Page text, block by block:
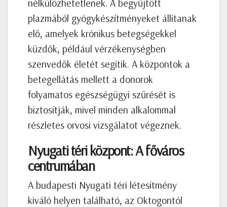
nélkülözhetetlenek. A begyűjtött
plazmából gyógykészítményeket állítanak
elő, amelyek krónikus betegségekkel
küzdők, például vérzékenységben
szenvedők életét segítik. A központok a
betegellátás mellett a donorok
folyamatos egészségügyi szűrését is
biztosítják, mivel minden alkalommal
részletes orvosi vizsgálatot végeznek.
Nyugati téri központ: A főváros
centrumában
A budapesti Nyugati téri létesítmény
kiváló helyen található, az Oktogontól